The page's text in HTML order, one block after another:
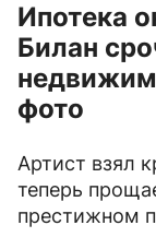
Ипотека
Билан
фото
Артист взял
теперь
престижном